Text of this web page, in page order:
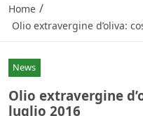
Home /
Olio extravergine d’oliva:
News
Olio extravergine
luglio 2016